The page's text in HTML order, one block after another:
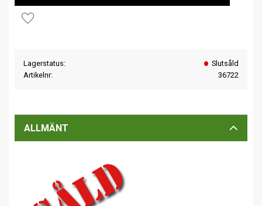
Lägg till i favoriter
Lagerstatus
Slutsåld
Artikelnr
36722
ALLMÄNT